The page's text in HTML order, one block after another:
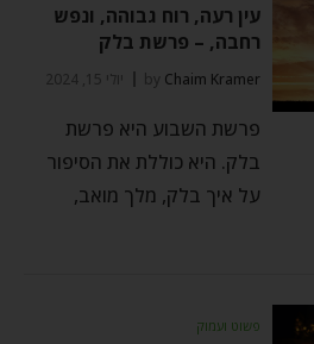
עין רעה, רוח גבוהה, ונפש
רחבה, – פרשת בלק
by Chaim Kramer יולי 15, 2024
פרשת השבוע היא פרשת
בלק. היא כוללת את הסיפור
על איך בלק, מלך מואב,
פשוט ועמוק